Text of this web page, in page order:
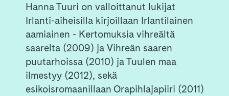
Hanna Tuuri on valloittanut lukijat
Irlanti-aiheisilla kirjoillaan Irlantilainen
aamiainen - Kertomuksia vihreältä
saarelta (2009) ja Vihreän saaren
puutarhoissa (2010) ja Tuulen maa
ilmestyy (2012), sekä
esikoisromaanillaan Orapihlajapiiri (2011)